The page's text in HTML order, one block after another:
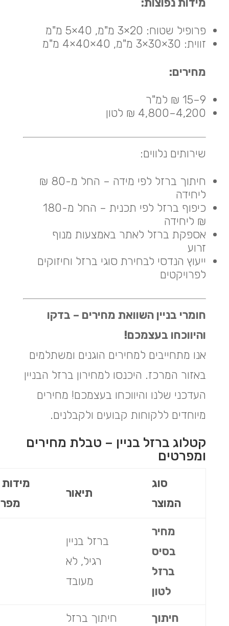
מידות נפוצות:
פרופיל שטוח: 20×3 מ"מ, 40×5 מ"מ
זווית: 30×30×3 מ"מ, 40×40×4 מ"מ
מחירים:
9–15 ₪ למ"ר
4,200–4,800 ₪ לטון
שירותים נלווים:
חיתוך ברזל לפי מידה – החל מ-80 ₪
ליחידה
כיפוף ברזל לפי תכנית – החל מ-180
₪ ליחידה
אספקת ברזל לאתר באמצעות מנוף
זרוע
ייעוץ הנדסי לבחירת סוגי ברזל וחיזוקים
לפרויקטים
חומרי בניין השוואת מחירים – בדקו
והיווכחו בעצמכם!
אנו מתחייבים למחירים הוגנים ומשתלמים
באזור המרכז. היכנסו למחירון ברזל הבניין
העדכני שלנו והיווכחו בעצמכם! מחירים
מיוחדים ללקוחות קבועים ולקבלנים.
קטלוג ברזל בניין – טבלת מחירים
ומפרטים
סוג
המוצר
תיאור
מחיר
בסיס
ברזל
לטון
ברזל בניין
רגיל, לא
מעובד
חיתוך
חיתוך ברזל